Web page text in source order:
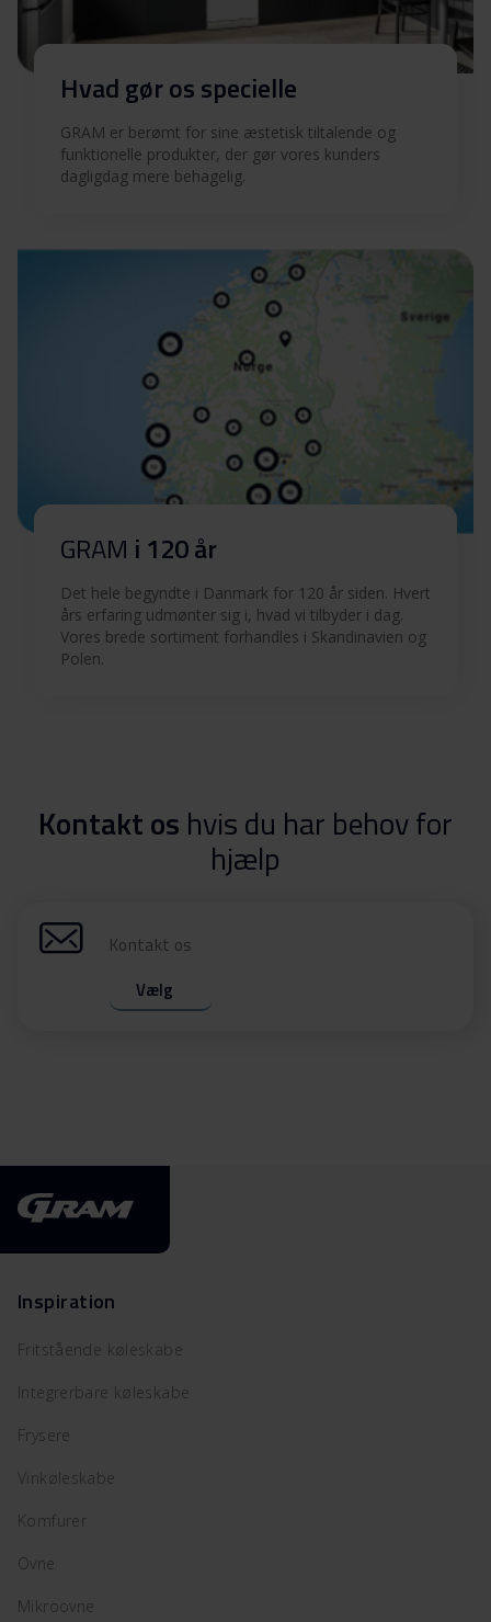
Hvad gør os specielle
GRAM er berømt for sine æstetisk tiltalende og
funktionelle produkter, der gør vores kunders
dagligdag mere behagelig.
GRAM i 120 år
Det hele begyndte i Danmark for 120 år siden. Hvert
års erfaring udmønter sig i, hvad vi tilbyder i dag.
Vores brede sortiment forhandles i Skandinavien og
Polen.
Kontakt os hvis du har behov for
hjælp
Kontakt os
Vælg
Inspiration
Fritstående køleskabe
Integrerbare køleskabe
Frysere
Vinkøleskabe
Komfurer
Ovne
Mikroovne